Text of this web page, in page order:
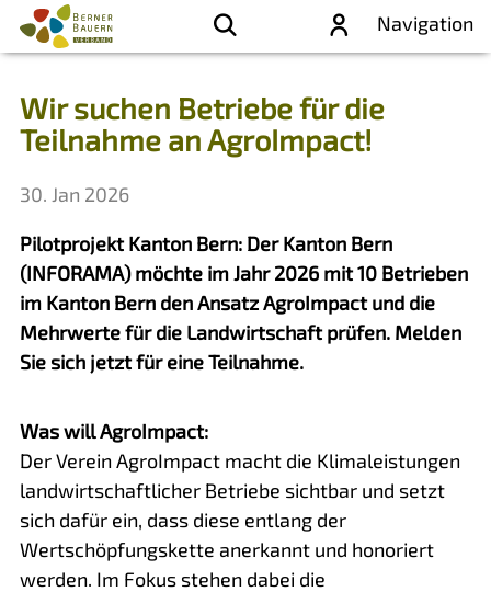
Navigation
Wir suchen Betriebe für die
Teilnahme an AgroImpact!
30. Jan 2026
Pilotprojekt Kanton Bern: Der Kanton Bern
(INFORAMA) möchte im Jahr 2026 mit 10 Betrieben
im Kanton Bern den Ansatz AgroImpact und die
Mehrwerte für die Landwirtschaft prüfen. Melden
Sie sich jetzt für eine Teilnahme.
Was will AgroImpact:
Der Verein AgroImpact macht die Klimaleistungen
landwirtschaftlicher Betriebe sichtbar und setzt
sich dafür ein, dass diese entlang der
Wertschöpfungskette anerkannt und honoriert
werden. Im Fokus stehen dabei die